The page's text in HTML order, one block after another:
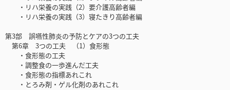
・リハ栄養の実践（2）要介護高齢者編
・リハ栄養の実践（3）寝たきり高齢者編
第3部 誤嚥性肺炎の予防とケアの3つの工夫
第6章 3つの工夫 （1）食形態
・食形態の工夫
・調整食の一歩進んだ工夫
・食形態の指標あれこれ
・とろみ剤・ゲル化剤のあれこれ